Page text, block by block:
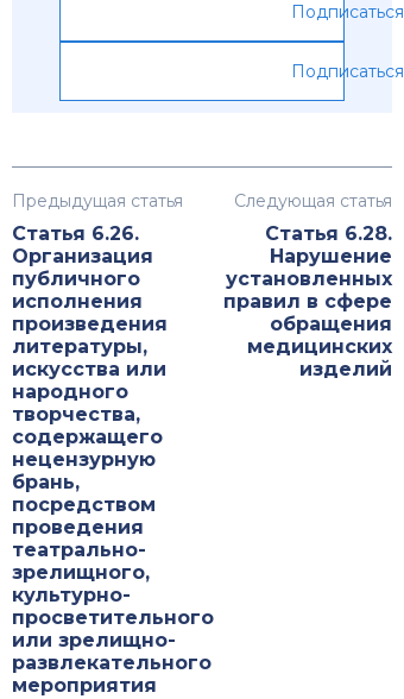
Подписаться
Подписаться
Предыдущая статья
Статья 6.26.
Организация
публичного
исполнения
произведения
литературы,
искусства или
народного
творчества,
содержащего
нецензурную
брань,
посредством
проведения
театрально-
зрелищного,
культурно-
просветительного
или зрелищно-
развлекательного
мероприятия
Следующая статья
Статья 6.28.
Нарушение
установленных
правил в сфере
обращения
медицинских
изделий